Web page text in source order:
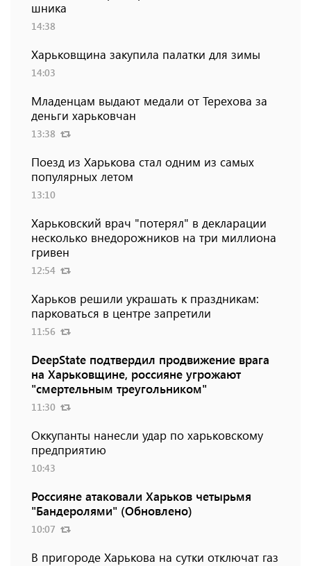
шника
14:38
Харьковщина закупила палатки для зимы
14:03
Младенцам выдают медали от Терехова за
деньги харьковчан
13:38
Поезд из Харькова стал одним из самых
популярных летом
13:10
Харьковский врач "потерял" в декларации
несколько внедорожников на три миллиона
гривен
12:54
Харьков решили украшать к праздникам:
парковаться в центре запретили
11:56
DeepState подтвердил продвижение врага
на Харьковщине, россияне угрожают
"смертельным треугольником"
11:30
Оккупанты нанесли удар по харьковскому
предприятию
10:43
Россияне атаковали Харьков четырьмя
"Бандеролями" (Обновлено)
10:07
В пригороде Харькова на сутки отключат газ